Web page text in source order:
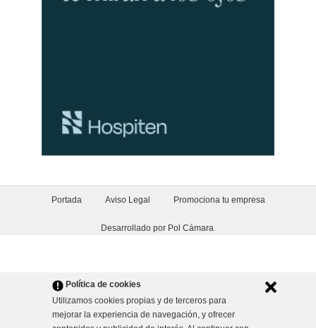
Política de cookies
Utilizamos cookies propias y de terceros para
mejorar la experiencia de navegación, y ofrecer
Portada Aviso Legal Promociona tu empresa
Desarrollado por Pol Cámara.